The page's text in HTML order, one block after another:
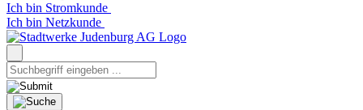
Ich bin Stromkunde
Ich bin Netzkunde